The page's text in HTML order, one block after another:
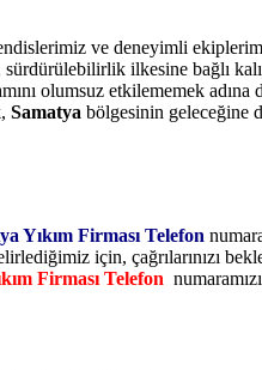
ve deneyimli
sürdürülebilirlik ilkesine bağlı
olumsuz etkilememek
Samatya bölgesinin geleceğine
Yıkım Firması Telefon
için, çağrılarınızı
Firması Telefon